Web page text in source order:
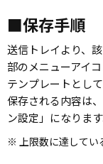
■保存手順
送信トレイより、
部のメニューアイ
テンプレートとし
保存される内容は
ン設定」になります
※ 上限数に達してい